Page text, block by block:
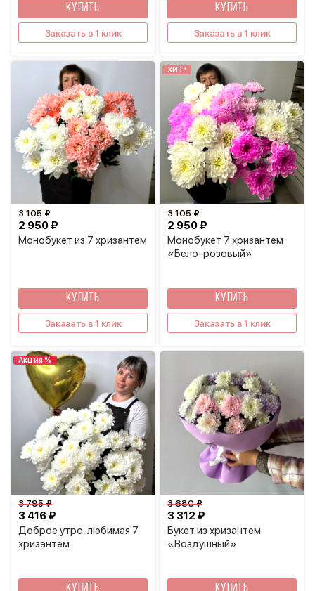
КУПИТЬ
Заказать в 1 клик
КУПИТЬ
Заказать в 1 клик
Монобукет из 7 хризантем
2 950 ₽
3 105 ₽
КУПИТЬ
Заказать в 1 клик
ХИТ!
Монобукет 7 хризантем
«Бело-розовый»
2 950 ₽
3 105 ₽
КУПИТЬ
Заказать в 1 клик
Акция %
Доброе утро, любимая 7
хризантем
3 416 ₽
3 795 ₽
КУПИТЬ
Букет из хризантем
«Воздушный»
3 312 ₽
3 680 ₽
КУПИТЬ